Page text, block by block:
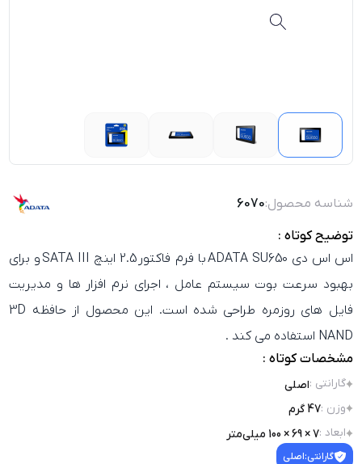
شناسه محصول:6070
توضیح کوتاه :
اس‌ اس‌ دی ADATA SU650با فرم‌ فاکتور 2.5 اینچ SATA III
و برای
بهبود سرعت بوت سیستم عامل ، اجرای نرم‌ افزار ها و مدیریت
فایل‌ های روزمره طراحی شده است. این محصول از حافظه 3D
NAND استفاده می‌ کند .
مشخصات کوتاه :
گارانتی :اصلی
وزن :47 گرم
ابعاد :7 × 69 × 100 میلی‌متر
گارانتی:اصلی